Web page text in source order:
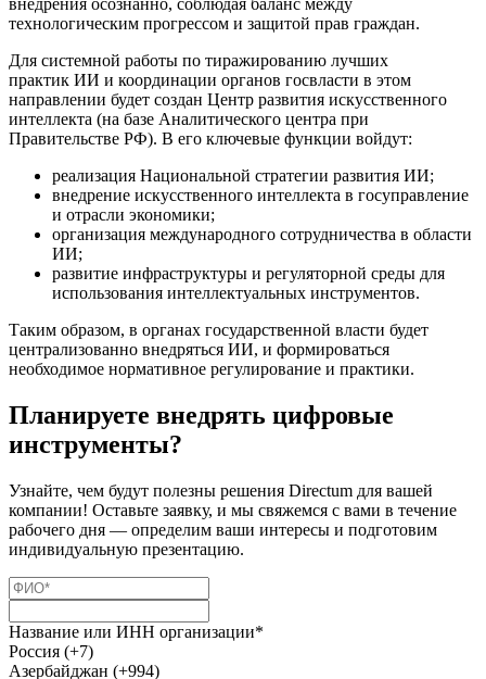
внедрения осознанно, соблюдая баланс между
технологическим прогрессом и защитой прав граждан.
Для системной работы по тиражированию лучших
практик ИИ и координации органов госвласти в этом
направлении будет создан Центр развития искусственного
интеллекта (на базе Аналитического центра при
Правительстве РФ). В его ключевые функции войдут:
реализация Национальной стратегии развития ИИ;
внедрение искусственного интеллекта в госуправление
и отрасли экономики;
организация международного сотрудничества в области
ИИ;
развитие инфраструктуры и регуляторной среды для
использования интеллектуальных инструментов.
Таким образом, в органах государственной власти будет
централизованно внедряться ИИ, и формироваться
необходимое нормативное регулирование и практики.
Планируете внедрять цифровые
инструменты?
Узнайте, чем будут полезны решения Directum для вашей
компании! Оставьте заявку, и мы свяжемся с вами в течение
рабочего дня — определим ваши интересы и подготовим
индивидуальную презентацию.
Название или ИНН организации*
Россия (+7)
Азербайджан (+994)